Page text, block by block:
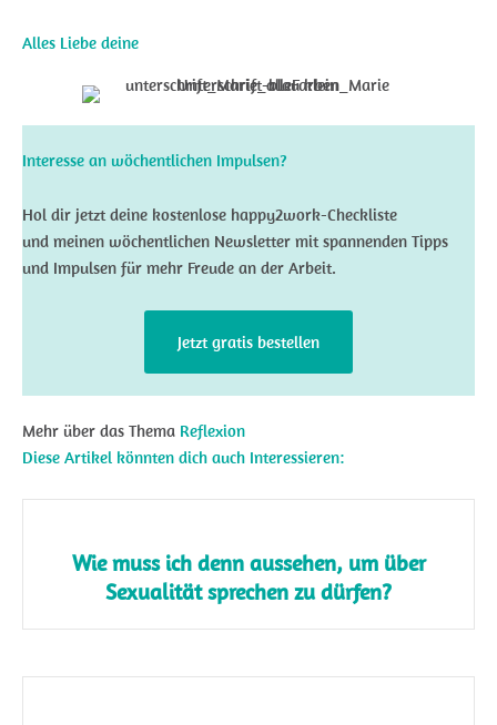
Alles Liebe deine
Interesse an wöchentlichen Impulsen?
Hol dir jetzt deine kostenlose happy2work-Checkliste
und meinen wöchentlichen Newsletter mit spannenden Tipps
und Impulsen für mehr Freude an der Arbeit.
Jetzt gratis bestellen
Mehr über das Thema Reflexion
Diese Artikel könnten dich auch Interessieren:
Wie muss ich denn aussehen, um über
Sexualität sprechen zu dürfen?